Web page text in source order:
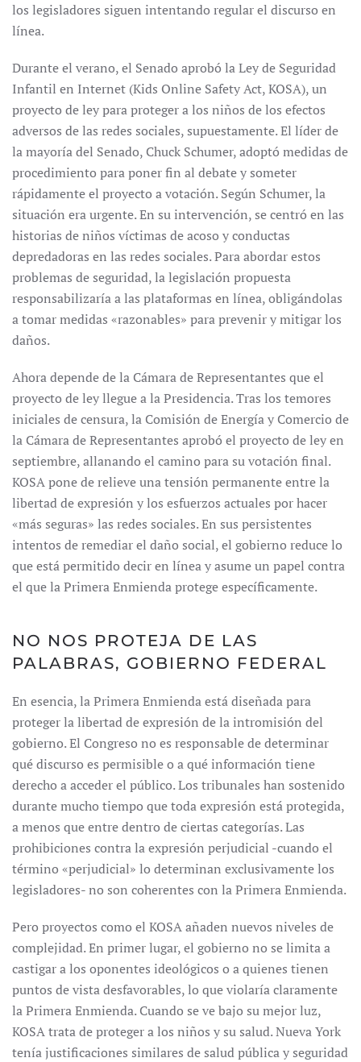
los legisladores siguen intentando regular el discurso en
línea.
Durante el verano, el Senado aprobó la Ley de Seguridad
Infantil en Internet (Kids Online Safety Act, KOSA), un
proyecto de ley para proteger a los niños de los efectos
adversos de las redes sociales, supuestamente. El líder de
la mayoría del Senado, Chuck Schumer, adoptó medidas de
procedimiento para poner fin al debate y someter
rápidamente el proyecto a votación. Según Schumer, la
situación era urgente. En su intervención, se centró en las
historias de niños víctimas de acoso y conductas
depredadoras en las redes sociales. Para abordar estos
problemas de seguridad, la legislación propuesta
responsabilizaría a las plataformas en línea, obligándolas
a tomar medidas «razonables» para prevenir y mitigar los
daños.
Ahora depende de la Cámara de Representantes que el
proyecto de ley llegue a la Presidencia. Tras los temores
iniciales de censura, la Comisión de Energía y Comercio de
la Cámara de Representantes aprobó el proyecto de ley en
septiembre, allanando el camino para su votación final.
KOSA pone de relieve una tensión permanente entre la
libertad de expresión y los esfuerzos actuales por hacer
«más seguras» las redes sociales. En sus persistentes
intentos de remediar el daño social, el gobierno reduce lo
que está permitido decir en línea y asume un papel contra
el que la Primera Enmienda protege específicamente.
NO NOS PROTEJA DE LAS
PALABRAS, GOBIERNO FEDERAL
En esencia, la Primera Enmienda está diseñada para
proteger la libertad de expresión de la intromisión del
gobierno. El Congreso no es responsable de determinar
qué discurso es permisible o a qué información tiene
derecho a acceder el público. Los tribunales han sostenido
durante mucho tiempo que toda expresión está protegida,
a menos que entre dentro de ciertas categorías. Las
prohibiciones contra la expresión perjudicial -cuando el
término «perjudicial» lo determinan exclusivamente los
legisladores- no son coherentes con la Primera Enmienda.
Pero proyectos como el KOSA añaden nuevos niveles de
complejidad. En primer lugar, el gobierno no se limita a
castigar a los oponentes ideológicos o a quienes tienen
puntos de vista desfavorables, lo que violaría claramente
la Primera Enmienda. Cuando se ve bajo su mejor luz,
KOSA trata de proteger a los niños y su salud. Nueva York
tenía justificaciones similares de salud pública y seguridad